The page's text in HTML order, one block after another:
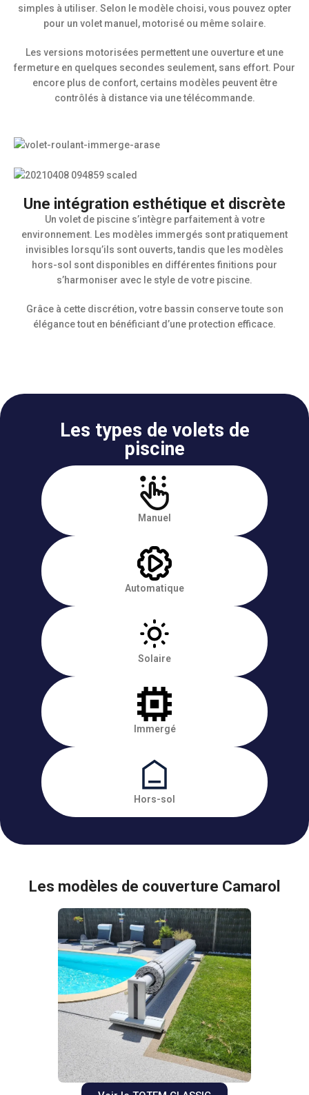
simples à utiliser. Selon le modèle choisi, vous pouvez opter
pour un volet manuel, motorisé ou même solaire.
Les versions motorisées permettent une ouverture et une
fermeture en quelques secondes seulement, sans effort. Pour
encore plus de confort, certains modèles peuvent être
contrôlés à distance via une télécommande.
Une intégration esthétique et discrète
Un volet de piscine s’intègre parfaitement à votre
environnement. Les modèles immergés sont pratiquement
invisibles lorsqu’ils sont ouverts, tandis que les modèles
hors-sol sont disponibles en différentes finitions pour
s’harmoniser avec le style de votre piscine.
Grâce à cette discrétion, votre bassin conserve toute son
élégance tout en bénéficiant d’une protection efficace.
Les types de volets de
piscine
Manuel
Automatique
Solaire
Immergé
Hors-sol
Les modèles de couverture Camarol